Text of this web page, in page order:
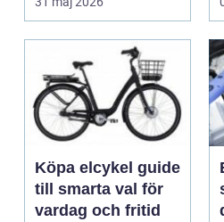
Köpa elcykel guide
till smarta val för
vardag och fritid